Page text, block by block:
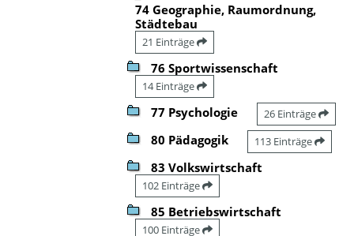
74 Geographie, Raumordnung,
Städtebau
21 Einträge
76 Sportwissenschaft
14 Einträge
77 Psychologie 26 Einträge
80 Pädagogik 113 Einträge
83 Volkswirtschaft
102 Einträge
85 Betriebswirtschaft
100 Einträge